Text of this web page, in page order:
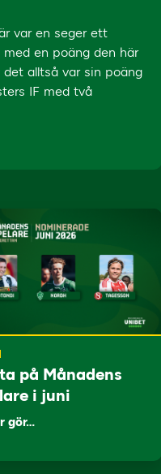
var en seger ett
en poäng den här
alltså var sin poäng
IF med två
på Månadens
i juni
gör…